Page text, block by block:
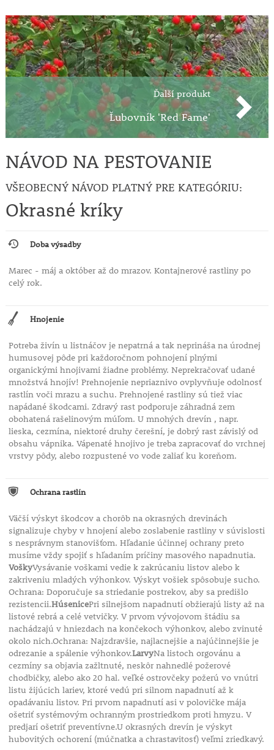
Ďalší produkt
Ľubovník 'Red Fame'
NÁVOD NA PESTOVANIE
VŠEOBECNÝ NÁVOD PLATNÝ PRE KATEGÓRIU:
Okrasné kríky
Doba výsadby
Marec - máj a október až do mrazov. Kontajnerové rastliny po
celý rok.
Hnojenie
Potreba živín u listnáčov je nepatrná a tak neprináša na úrodnej
humusovej pôde pri každoročnom pohnojení plnými
organickými hnojivami žiadne problémy. Neprekračovať udané
množstvá hnojív! Prehnojenie nepriaznivo ovplyvňuje odolnosť
rastlín voči mrazu a suchu. Prehnojené rastliny sú tiež viac
napádané škodcami. Zdravý rast podporuje záhradná zem
obohatená rašelinovým múľom. U mnohých drevín , napr.
lieska, cezmína, niektoré druhy čerešní, je dobrý rast závislý od
obsahu vápnika. Vápenaté hnojivo je treba zapracovať do vrchnej
vrstvy pôdy, alebo rozpustené vo vode zaliať ku koreňom.
Ochrana rastlín
Väčší výskyt škodcov a chorôb na okrasných drevinách
signalizuje chyby v hnojení alebo zoslabenie rastliny v súvislosti
s nesprávnym stanovišťom. Hľadanie účinnej ochrany preto
musíme vždy spojiť s hľadaním príčiny masového napadnutia.
VoškyVysávanie voškami vedie k zakrúcaniu listov alebo k
zakriveniu mladých výhonkov. Výskyt vošiek spôsobuje sucho.
Ochrana: Doporučuje sa striedanie postrekov, aby sa predišlo
rezistencii.HúsenicePri silnejšom napadnutí obžierajú listy až na
listové rebrá a celé vetvičky. V prvom vývojovom štádiu sa
nachádzajú v hniezdach na končekoch výhonkov, alebo zvinuté
okolo nich.Ochrana: Najzdravšie, najlacnejšie a najúčinnejšie je
odrezanie a spálenie výhonkov.LarvyNa listoch orgovánu a
cezmíny sa objavia zažltnuté, neskôr nahnedlé požerové
chodbičky, alebo ako 20 hal. veľké ostrovčeky požerú vo vnútri
listu žijúcich lariev, ktoré vedú pri silnom napadnutí až k
opadávaniu listov. Pri prvom napadnutí asi v polovičke mája
ošetriť systémovým ochranným prostriedkom proti hmyzu. V
predjarí ošetriť preventívne.U okrasných drevín je výskyt
hubovitých ochorení (múčnatka a chrastavitosť) veľmi zriedkavý.